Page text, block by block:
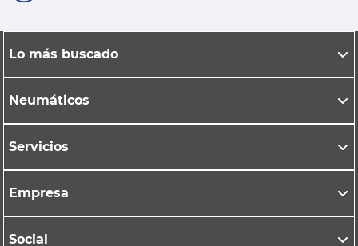
Lo más buscado
Neumáticos
Servicios
Empresa
Social